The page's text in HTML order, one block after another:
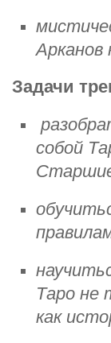
Арканов
Задачи
собой
Таро не
как